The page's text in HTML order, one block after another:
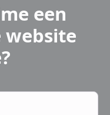
een
website